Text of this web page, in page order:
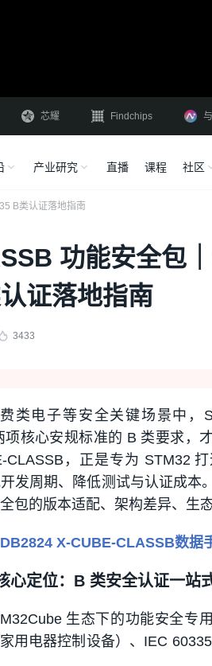
芯耀 Findchips
产业研究 直播 课程 社区
B类认证落地指南
功能安全包
证落地指南
3433
类电子等安全关键场景中，
核心安规标准的 B 类要求，
CLASSB，正是专为 STM32
发周期、降低测试与认证成本
包的版本适配、架构差异、生
DB2824 X-CUBE-CLASSB数据
心定位：B 类安全认证一站
生态下的功能安全专
用电器控制设备）、IEC